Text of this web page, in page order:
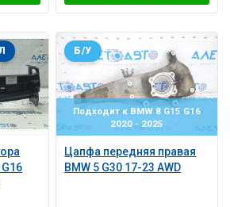
Подходит к BMW 8 G15 G16
2020 - 2025
Цапфа передняя правая
BMW 5 G30 17-23 AWD
Б/У